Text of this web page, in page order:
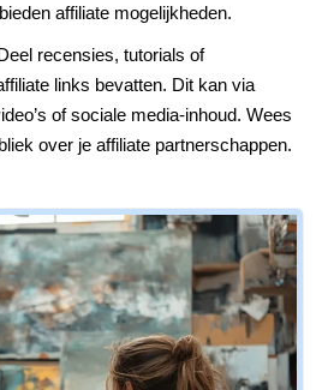
affiliate mogelijkheden.
recensies, tutorials of
links bevatten. Dit kan via
of sociale media-inhoud. Wees
over je affiliate partnerschappen.